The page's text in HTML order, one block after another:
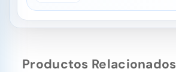
Productos Relacionados